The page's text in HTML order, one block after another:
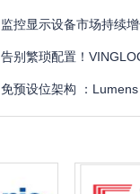
监控显示设备市场持续
告别繁琐配置！
管理界面全解
免预设位架构 ：
全自动化